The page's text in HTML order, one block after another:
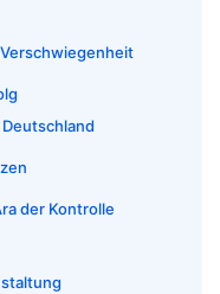
der Kontrolle